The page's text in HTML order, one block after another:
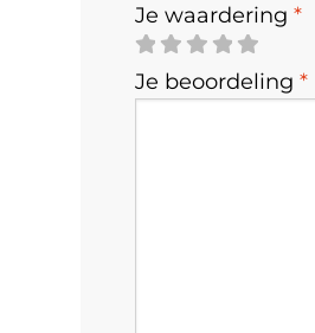
Je waardering *
Je beoordeling *